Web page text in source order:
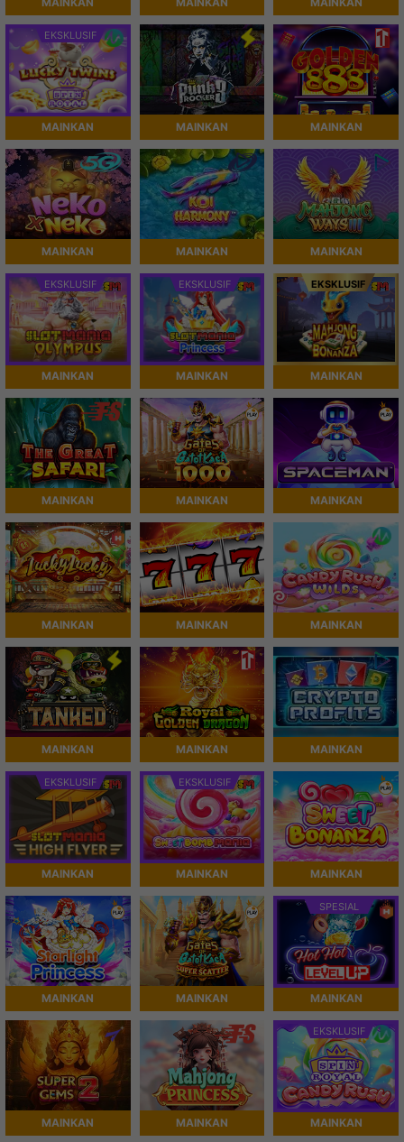
EKSKLUSIF
MAINKAN MAINKAN MAINKAN
MAINKAN MAINKAN MAINKAN
EKSKLUSIF
MAINKAN
EKSKLUSIF
MAINKAN
EKSKLUSIF
MAINKAN
MAINKAN MAINKAN MAINKAN
MAINKAN MAINKAN MAINKAN
MAINKAN MAINKAN MAINKAN
EKSKLUSIF
MAINKAN
EKSKLUSIF
MAINKAN MAINKAN
MAINKAN MAINKAN
SPESIAL
MAINKAN
MAINKAN MAINKAN
EKSKLUSIF
MAINKAN